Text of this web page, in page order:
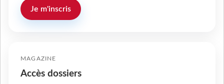
Je m'inscris
MAGAZINE
Accès dossiers